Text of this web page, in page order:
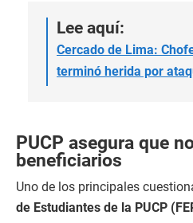
Lee aquí:
Cercado de Lima:
terminó herida por
PUCP asegura que
beneficiarios
Uno de los principales
de Estudiantes de la PUCP